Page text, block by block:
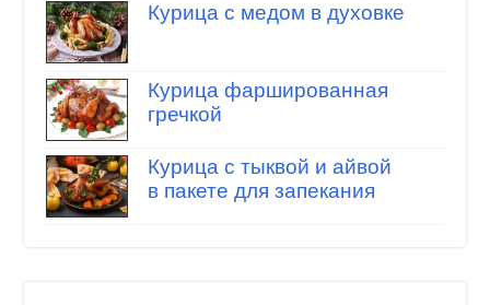
Курица с медом в духовке
Курица фаршированная
гречкой
Курица с тыквой и айвой
в пакете для запекания